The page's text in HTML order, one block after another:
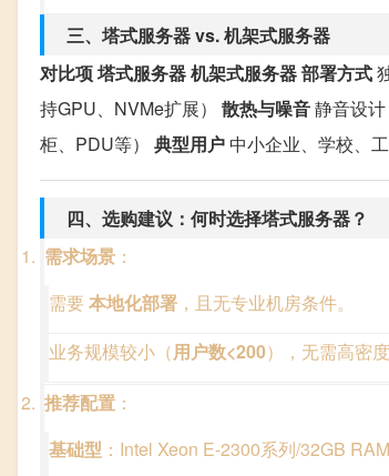
三、塔式服务器 vs. 机架式服务器
对比项塔式服务器机架式服务器部署方式
持GPU、NVMe扩展） 散热与噪音静音设
柜、PDU等） 典型用户 中小企业、学校、
四、选购建议：何时选择塔式服务器？
需求场景 ：
需要本地化部署 ，且无专业机房条件。
业务规模较小（用户数<200），无需高密度
推荐配置 ：
基础型 ：Intel Xeon E-2300系列/32GB